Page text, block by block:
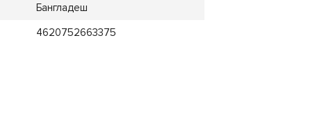
Бангладеш
4620752663375